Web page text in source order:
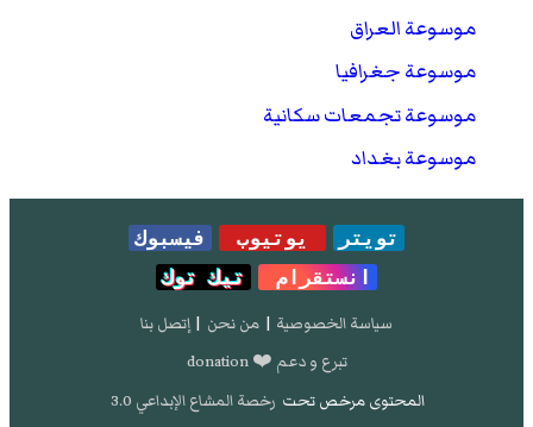
موسوعة العراق
موسوعة جغرافيا
موسوعة تجمعات سكانية
موسوعة بغداد
تويتر يوتيوب
فيسبوك
انستقرام
تيك توك
سياسة الخصوصية | من نحن | إتصل بنا
تبرع و دعم ❤️ donation
المحتوى مرخص تحت رخصة المشاع الإبداعي 3.0